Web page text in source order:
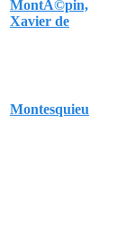
MontÃ©pin,
Xavier de
Montesquieu